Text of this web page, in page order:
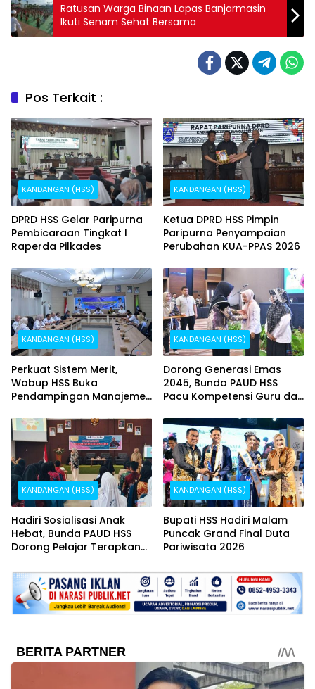
Ratusan Warga Binaan Lapas Banjarmasin
Ikuti Senam Sehat Bersama
Pos Terkait :
KANDANGAN (HSS)
DPRD HSS Gelar Paripurna
Pembicaraan Tingkat I
Raperda Pilkades
KANDANGAN (HSS)
Ketua DPRD HSS Pimpin
Paripurna Penyampaian
Perubahan KUA-PPAS 2026
KANDANGAN (HSS)
Perkuat Sistem Merit,
Wabup HSS Buka
Pendampingan Manajemen
KANDANGAN (HSS)
Dorong Generasi Emas
2045, Bunda PAUD HSS
Pacu Kompetensi Guru dan
KANDANGAN (HSS)
Hadiri Sosialisasi Anak
Hebat, Bunda PAUD HSS
Dorong Pelajar Terapkan
KANDANGAN (HSS)
Bupati HSS Hadiri Malam
Puncak Grand Final Duta
Pariwisata 2026